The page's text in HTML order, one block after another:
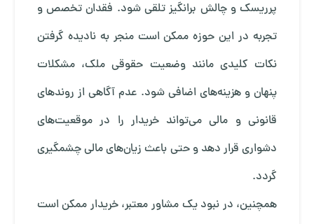
پرریسک و چالش برانگیز تلقی شود. فقدان تخصص و
تجربه در این حوزه ممکن است منجر به نادیده گرفتن
نکات کلیدی مانند وضعیت حقوقی ملک، مشکلات
پنهان و هزینه‌های اضافی شود. عدم آگاهی از روندهای
قانونی و مالی می‌تواند خریدار را در موقعیت‌های
دشواری قرار دهد و حتی باعث زیان‌های مالی چشمگیری
گردد.
همچنین، در نبود یک مشاور معتبر، خریدار ممکن است